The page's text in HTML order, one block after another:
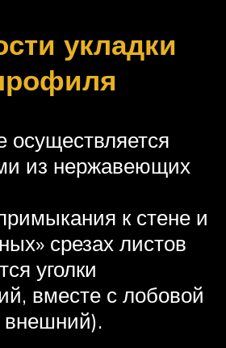
укладки
осуществляется
из нержавеющих
к стене и
срезах листов
уголки
вместе с лобовой
внешний).